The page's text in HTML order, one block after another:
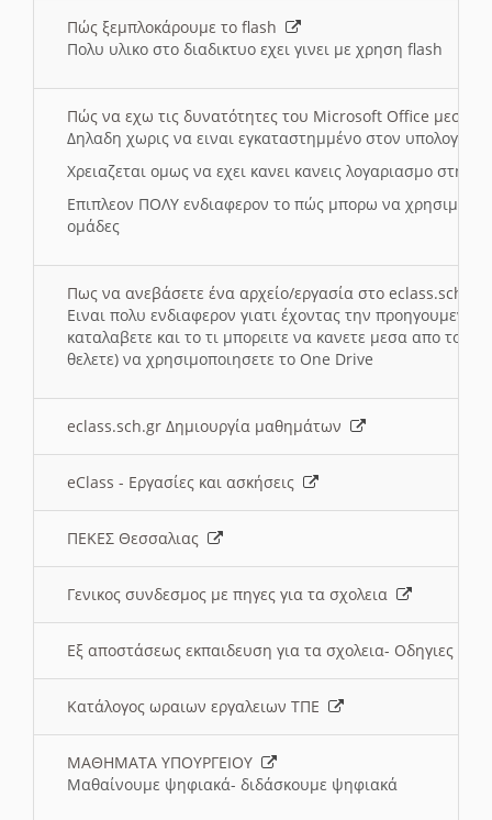
Πώς ξεμπλοκάρουμε το flash
Πολυ υλικο στο διαδικτυο εχει γινει με χρηση flash
Πώς να εχω τις δυνατότητες του Microsoft Office μεσω
Δηλαδη χωρις να ειναι εγκαταστημμένο στον
Χρειαζεται ομως να εχει κανει κανεις λογαριασμο στη
Επιπλεον ΠΟΛΥ ενδιαφερον το πώς μπορω να
ομάδες
Πως να ανεβάσετε ένα αρχείο/εργασία στο eclass.sch.gr
Ειναι πολυ ενδιαφερον γιατι έχοντας την
καταλαβετε και το τι μπορειτε να κανετε μεσα απο το
θελετε) να χρησιμοποιησετε το One Drive
eclass.sch.gr Δημιουργία μαθημάτων
eClass - Εργασίες και ασκήσεις
ΠΕΚΕΣ Θεσσαλιας
Γενικος συνδεσμος με πηγες για τα σχολεια
Εξ αποστάσεως εκπαιδευση για τα σχολεια- Οδηγιες
Κατάλογος ωραιων εργαλειων ΤΠΕ
ΜΑΘΗΜΑΤΑ ΥΠΟΥΡΓΕΙΟΥ
Μαθαίνουμε ψηφιακά- διδάσκουμε ψηφιακά